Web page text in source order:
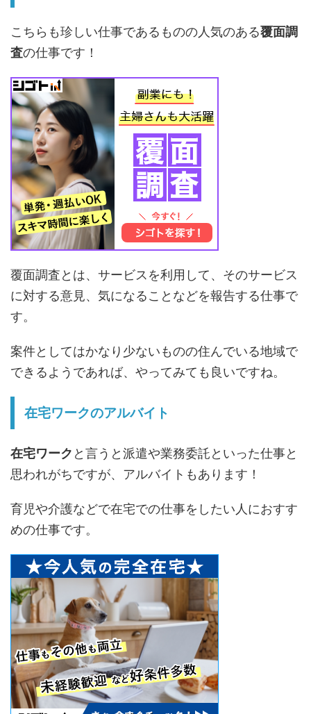
こちらも珍しい仕事であるものの人気のある覆面調
査の仕事です！
覆面調査とは、サービスを利用して、そのサービス
に対する意見、気になることなどを報告する仕事で
す。
案件としてはかなり少ないものの住んでいる地域で
できるようであれば、やってみても良いですね。
在宅ワークのアルバイト
在宅ワーク と言うと派遣や業務委託といった仕事と
思われがちですが、アルバイトもあります！
育児や介護などで在宅での仕事をしたい人におすす
めの仕事です。